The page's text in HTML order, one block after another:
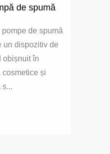
de spumă
de spumă
un dispozitiv de
obișnuit în
cosmetice și
s...